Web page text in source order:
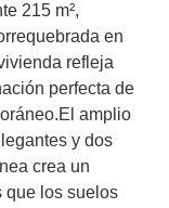
215 m²,
en
refleja
perfecta de
amplio
y dos
crea un
que los suelos